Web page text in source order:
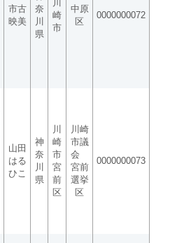
市古
映美
奈
川
県
川
崎
市
中原
区
0000000072
山田
はる
ひこ
神
奈
川
県
川
崎
市
宮
前
区
川崎
市議
会
宮前
選挙
区
0000000073